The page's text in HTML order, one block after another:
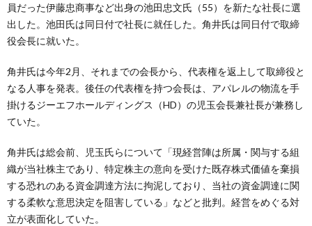
員だった伊藤忠商事など出身の池田忠文氏（55）を新たな社長に選
出した。池田氏は同日付で社長に就任した。角井氏は同日付で取締
役会長に就いた。
角井氏は今年2月、それまでの会長から、代表権を返上して取締役と
なる人事を発表。後任の代表権を持つ会長は、アパレルの物流を手
掛けるジーエフホールディングス（HD）の児玉会長兼社長が兼務し
ていた。
角井氏は総会前、児玉氏らについて「現経営陣は所属・関与する組
織が当社株主であり、特定株主の意向を受けた既存株式価値を棄損
する恐れのある資金調達方法に拘泥しており、当社の資金調達に関
する柔軟な意思決定を阻害している」などと批判。経営をめぐる対
立が表面化していた。